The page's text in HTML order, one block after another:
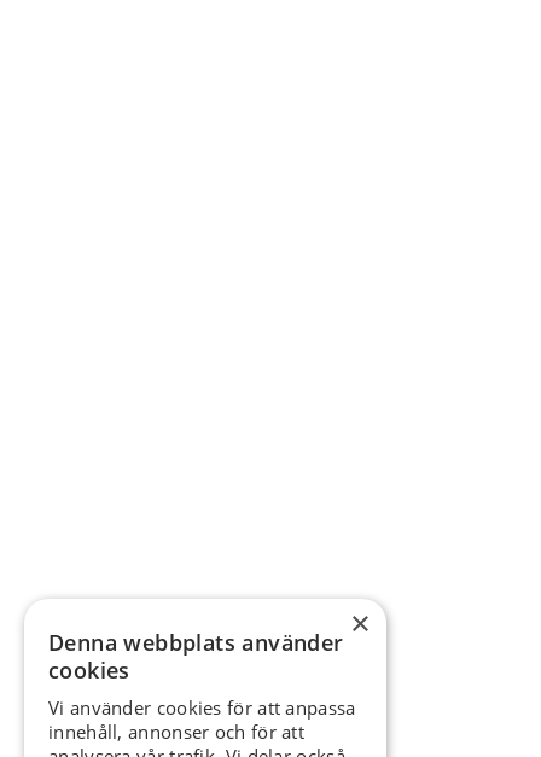
×
Denna webbplats använder
cookies
Vi använder cookies för att anpassa
innehåll, annonser och för att